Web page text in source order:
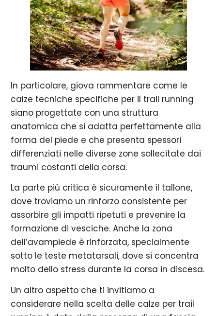
In particolare, giova rammentare come le
calze tecniche specifiche per il trail running
siano progettate con una struttura
anatomica che si adatta perfettamente alla
forma del piede e che presenta spessori
differenziati nelle diverse zone sollecitate dai
traumi costanti della corsa.
La parte più critica è sicuramente il tallone,
dove troviamo un rinforzo consistente per
assorbire gli impatti ripetuti e prevenire la
formazione di vesciche. Anche la zona
dell’avampiede è rinforzata, specialmente
sotto le teste metatarsali, dove si concentra
molto dello stress durante la corsa in discesa.
Un altro aspetto che ti invitiamo a
considerare nella scelta delle calze per trail